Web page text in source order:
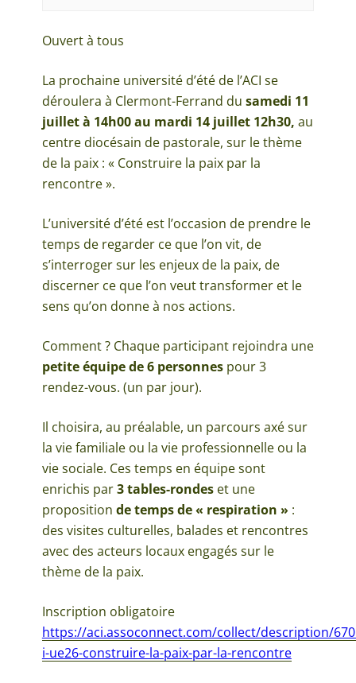
Ouvert à tous
La prochaine université d’été de l’ACI se
déroulera à Clermont-Ferrand du samedi 11
juillet à 14h00 au mardi 14 juillet 12h30, au
centre diocésain de pastorale, sur le thème
de la paix : « Construire la paix par la
rencontre ».
L’université d’été est l’occasion de prendre le
temps de regarder ce que l’on vit, de
s’interroger sur les enjeux de la paix, de
discerner ce que l’on veut transformer et le
sens qu’on donne à nos actions.
Comment ? Chaque participant rejoindra une
petite équipe de 6 personnespour 3
rendez-vous. (un par jour).
Il choisira, au préalable, un parcours axé sur
la vie familiale ou la vie professionnelle ou la
vie sociale. Ces temps en équipe sont
enrichis par3 tables-rondeset une
proposition de temps de « respiration » :
des visites culturelles, balades et rencontres
avec des acteurs locaux engagés sur le
thème de la paix.
Inscription obligatoire
https://aci.assoconnect.com/collect/description/
i-ue26-construire-la-paix-par-la-rencontre